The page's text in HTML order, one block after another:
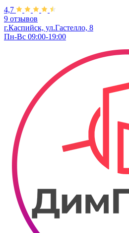
4,7
9 отзывов
г.Каспийск, ул.Гастелло, 8
Пн-Вс 09:00-19:00